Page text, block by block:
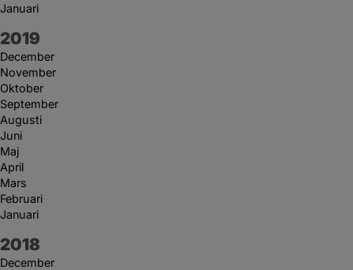
Januari
År:
2019
December
November
Oktober
September
Augusti
Juni
Maj
April
Mars
Februari
Januari
År:
2018
December